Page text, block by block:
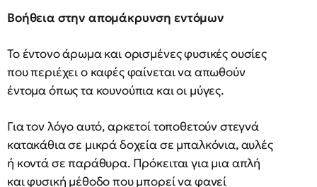
Βοήθεια στην απομάκρυνση εντόμων
Το έντονο άρωμα και ορισμένες φυσικές ουσίες
που περιέχει ο καφές φαίνεται να απωθούν
έντομα όπως τα κουνούπια και οι μύγες.
Για τον λόγο αυτό, αρκετοί τοποθετούν στεγνά
κατακάθια σε μικρά δοχεία σε μπαλκόνια, αυλές
ή κοντά σε παράθυρα. Πρόκειται για μια απλή
και φυσική μέθοδο που μπορεί να φανεί